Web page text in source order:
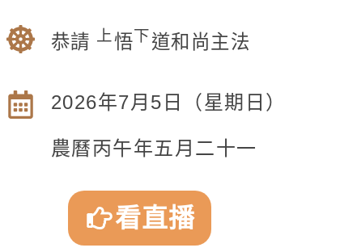
恭請 上悟下道和尚主法
2026年7月5日（星期日）
農曆丙午年五 月二十一
看直播